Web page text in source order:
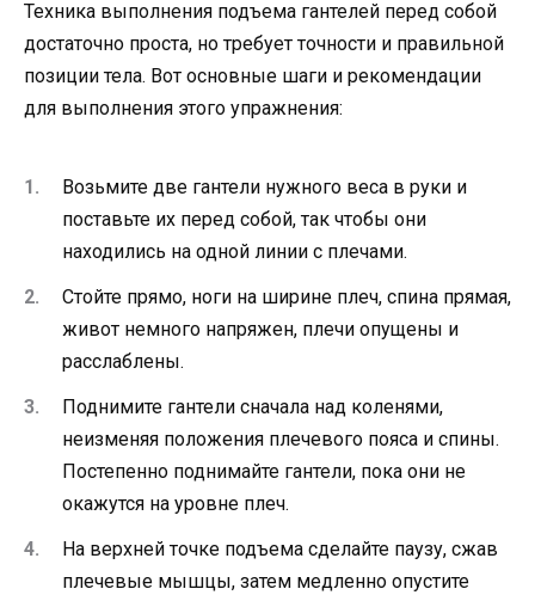
Техника выполнения подъема гантелей перед собой
достаточно проста, но требует точности и правильной
позиции тела. Вот основные шаги и рекомендации
для выполнения этого упражнения:
Возьмите две гантели нужного веса в руки и
поставьте их перед собой, так чтобы они
находились на одной линии с плечами.
Стойте прямо, ноги на ширине плеч, спина прямая,
живот немного напряжен, плечи опущены и
расслаблены.
Поднимите гантели сначала над коленями,
неизменяя положения плечевого пояса и спины.
Постепенно поднимайте гантели, пока они не
окажутся на уровне плеч.
На верхней точке подъема сделайте паузу, сжав
плечевые мышцы, затем медленно опустите